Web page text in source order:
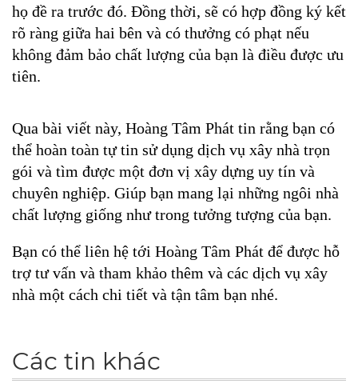
họ đề ra trước đó. Đồng thời, sẽ có hợp đồng ký kết
rõ ràng giữa hai bên và có thưởng có phạt nếu
không đảm bảo chất lượng của bạn là điều được ưu
tiên.
Qua bài viết này, Hoàng Tâm Phát tin rằng bạn có
thể hoàn toàn tự tin sử dụng dịch vụ xây nhà trọn
gói và tìm được một đơn vị xây dựng uy tín và
chuyên nghiệp. Giúp bạn mang lại những ngôi nhà
chất lượng giống như trong tưởng tượng của bạn.
Bạn có thể liên hệ tới Hoàng Tâm Phát để được hỗ
trợ tư vấn và tham khảo thêm và các dịch vụ xây
nhà một cách chi tiết và tận tâm bạn nhé.
Các tin khác